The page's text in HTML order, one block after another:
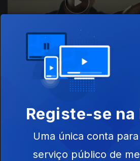
Registe-se na
Uma única conta
serviço público de